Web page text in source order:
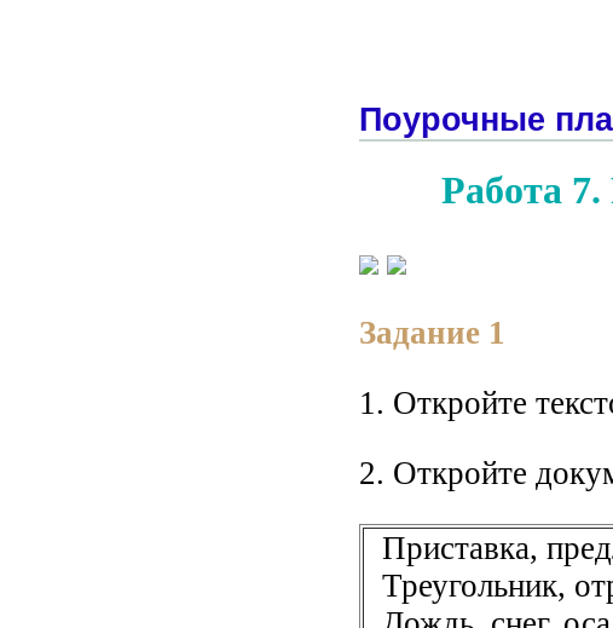
Поурочные
Работа
Задание 1
1. Откройте
2. Откройте
Приставка,
Треугольник,